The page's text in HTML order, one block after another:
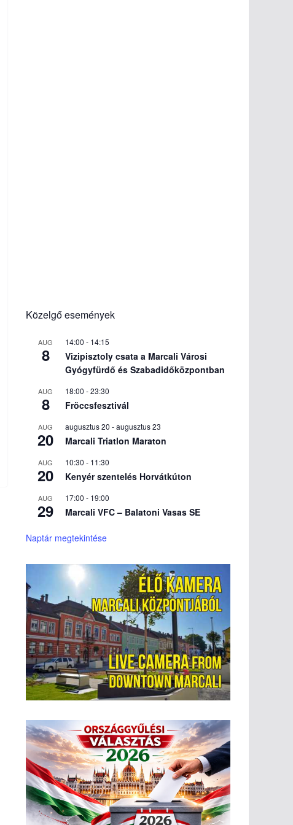
Közelgő események
AUG
8
14:00 - 14:15
Vizipisztoly csata a Marcali Városi
Gyógyfürdő és Szabadidőközpontban
AUG
8
18:00 -23:30
Fröccsfesztivál
AUG
20
augusztus 20 -augusztus 23
Marcali Triatlon Maraton
AUG
20
10:30 - 11:30
Kenyér szentelés Horvátkúton
AUG
29
17:00 - 19:00
Marcali VFC – Balatoni Vasas SE
Naptár megtekintése